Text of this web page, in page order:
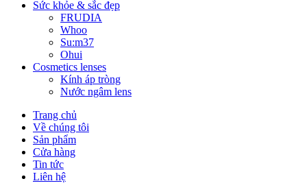
Sức khỏe & sắc đẹp
FRUDIA
Whoo
Su:m37
Ohui
Cosmetics lenses
Kính áp tròng
Nước ngâm lens
Trang chủ
Về chúng tôi
Sản phẩm
Cửa hàng
Tin tức
Liên hệ